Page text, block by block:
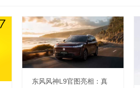
东风风神L9官图亮相：真